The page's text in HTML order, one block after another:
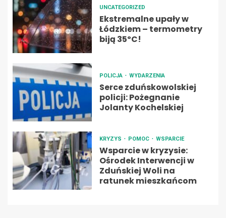
UNCATEGORIZED
Ekstremalne upały w
Łódzkiem – termometry
biją 35ºC!
POLICJA WYDARZENIA
Serce zduńskowolskiej
policji: Pożegnanie
Jolanty Kochelskiej
KRYZYS POMOC WSPARCIE
Wsparcie w kryzysie:
Ośrodek Interwencji w
Zduńskiej Woli na
ratunek mieszkańcom